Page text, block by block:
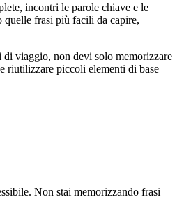
incontri le parole chiave e le
quelle frasi più facili da capire,
viaggio, non devi solo memorizzare
riutilizzare piccoli elementi di base
Non stai memorizzando frasi